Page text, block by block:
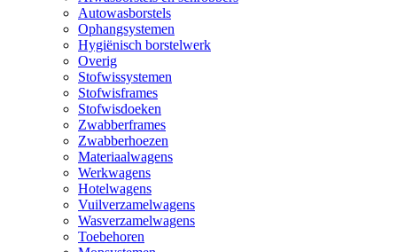
Autowasborstels
Ophangsystemen
Hygiënisch borstelwerk
Overig
Stofwissystemen
Stofwisframes
Stofwisdoeken
Zwabberframes
Zwabberhoezen
Materiaalwagens
Werkwagens
Hotelwagens
Vuilverzamelwagens
Wasverzamelwagens
Toebehoren